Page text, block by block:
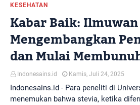
KESEHATAN
Kabar Baik: Ilmuwan
Mengembangkan
dan Mulai
Indonesains.id Kamis, Juli 24, 2025
Indonesains.id - Para peneliti di
menemukan bahwa stevia, ketika